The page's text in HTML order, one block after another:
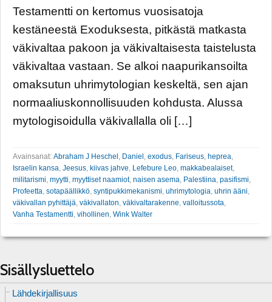
Testamentti on kertomus vuosisatoja
kestäneestä Exoduksesta, pitkästä matkasta
väkivaltaa pakoon ja väkivaltaisesta taistelusta
väkivaltaa vastaan. Se alkoi naapurikansoilta
omaksutun uhrimytologian keskeltä, sen ajan
normaaliuskonnollisuuden kohdusta. Alussa
mytologisoidulla väkivallalla oli […]
Avainsanat: Abraham J Heschel , Daniel , exodus, Fariseus, heprea,
Israelin kansa, Jeesus, kiivas jahve, Lefebure Leo, makkabealaiset,
militarismi, myytti, myyttiset naamiot, naisen asema, Palestiina, pasifismi,
Profeetta, sotapäällikkö, syntipukkimekanismi, uhrimytologia, uhrin ääni,
väkivallan pyhittäjä, väkivallaton, väkivaltarakenne, valloitussota,
Vanha Testamentti, vihollinen, Wink Walter
Sisällysluettelo
Lähdekirjallisuus